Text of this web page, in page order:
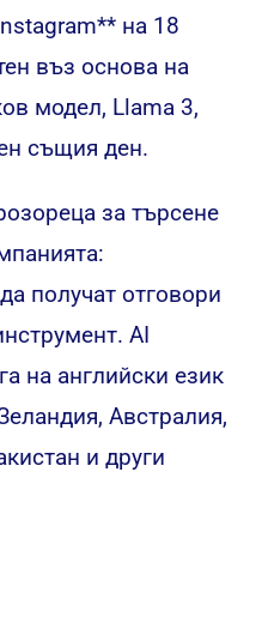
на 18
въз основа на
модел, Llama 3,
същия ден.
за търсене
получат отговори
AI
на английски език
Австралия,
и други